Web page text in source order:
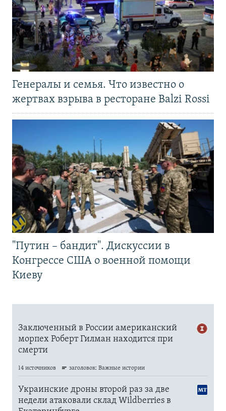
Генералы и семья. Что известно о
жертвах взрыва в ресторане Balzi Rossi
"Путин – бандит". Дискуссии в
Конгрессе США о военной помощи
Киеву